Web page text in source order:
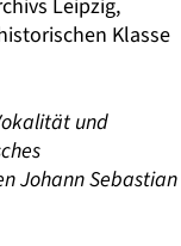
Leipzig,
Klasse
und
Johann Sebastian